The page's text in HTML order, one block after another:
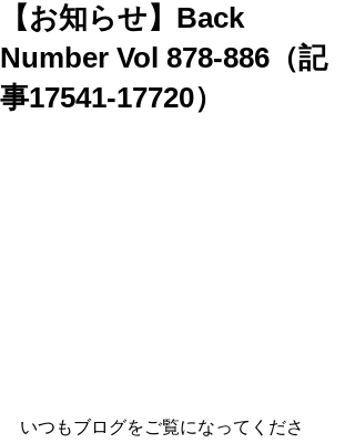
【お知らせ】Back
Number Vol 878-886（記
事17541-17720）
いつもブログをご覧になってくださ